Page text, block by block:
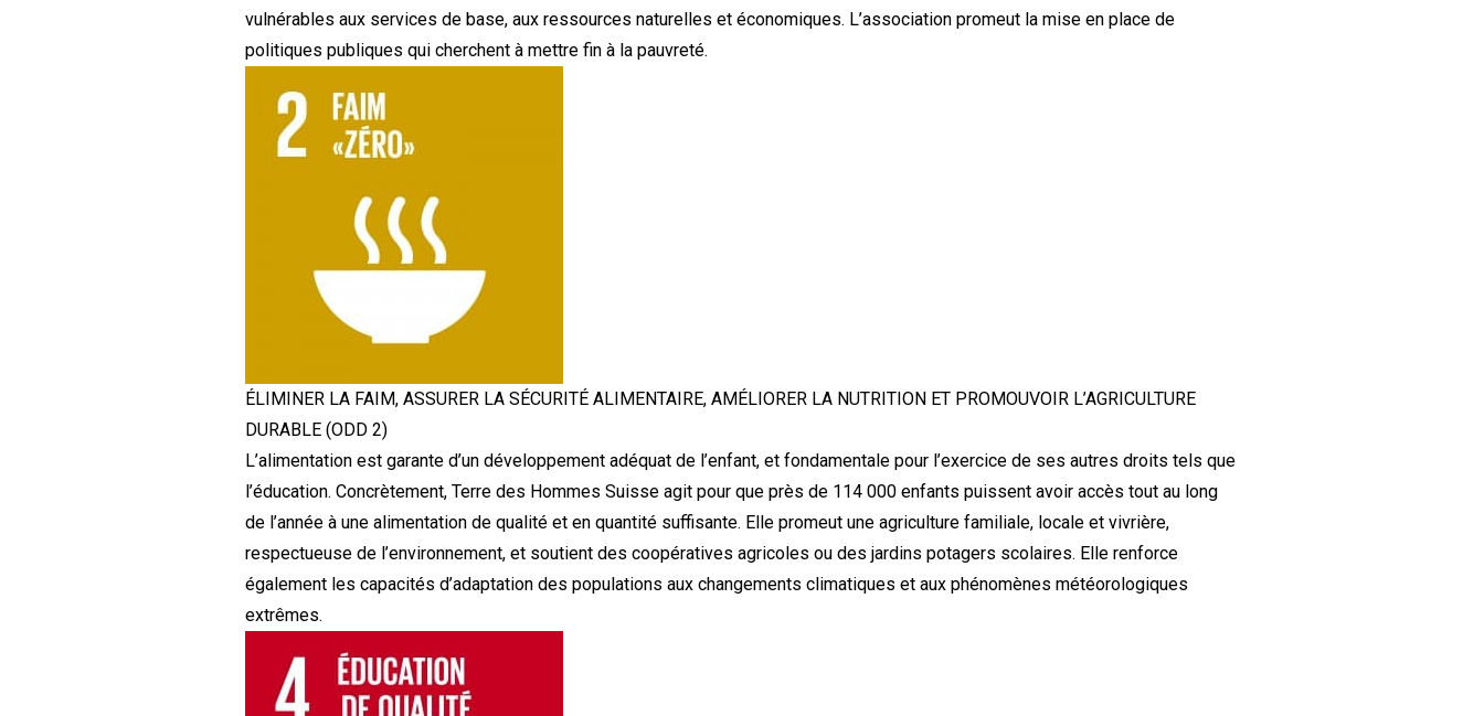
vulnérables aux services de base, aux ressources naturelles et économiques. L’association promeut la mise en place de
politiques publiques qui cherchent à mettre fin à la pauvreté.
ÉLIMINER LA FAIM, ASSURER LA SÉCURITÉ ALIMENTAIRE, AMÉLIORER LA NUTRITION ET PROMOUVOIR L’AGRICULTURE
DURABLE (ODD 2)
L’alimentation est garante d’un développement adéquat de l’enfant, et fondamentale pour l’exercice de ses autres droits tels que
l’éducation. Concrètement, Terre des Hommes Suisse agit pour que près de 114 000 enfants puissent avoir accès tout au long
de l’année à une alimentation de qualité et en quantité suffisante. Elle promeut une agriculture familiale, locale et vivrière,
respectueuse de l’environnement, et soutient des coopératives agricoles ou des jardins potagers scolaires. Elle renforce
également les capacités d’adaptation des populations aux changements climatiques et aux phénomènes météorologiques
extrêmes.